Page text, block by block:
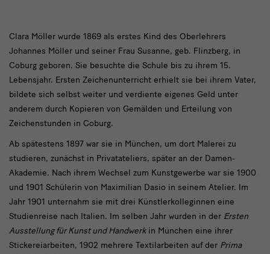
Clara
Möller-
Coburg
Clara Möller wurde 1869 als erstes Kind des Oberlehrers
Johannes Möller und seiner Frau Susanne, geb. Flinzberg, in
Coburg geboren. Sie besuchte die Schule bis zu ihrem 15.
Lebensjahr. Ersten Zeichenunterricht erhielt sie bei ihrem Vater,
bildete sich selbst weiter und verdiente eigenes Geld unter
anderem durch Kopieren von Gemälden und Erteilung von
Zeichenstunden in Coburg.
Ab spätestens 1897 war sie in München, um dort Malerei zu
studieren, zunächst in Privatateliers, später an der Damen-
Akademie. Nach ihrem Wechsel zum Kunstgewerbe war sie 1900
und 1901 Schülerin von Maximilian Dasio in seinem Atelier. Im
Jahr 1901 unternahm sie mit drei Künstlerkolleginnen eine
Studienreise nach Italien. Im selben Jahr wurden in der Ersten
Ausstellung für Kunst und Handwerkin München eine ihrer
Stickereiarbeiten, 1902 mehrere Textilarbeiten auf der Prima